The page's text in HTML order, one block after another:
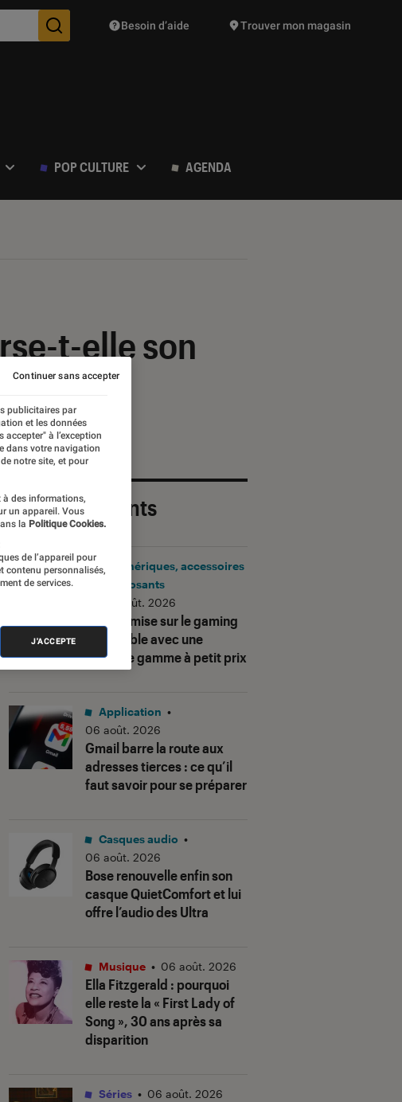
Des suggestions de produits vont vous être proposées
Besoin d’aide Trouver mon magasin
POP CULTURE AGENDA
t-elle son
Les plus récents
Corsair mise sur le gaming
accessible avec une
nouvelle gamme à petit prix
Périphériques, accessoires
et composants
06 août. 2026
Gmail barre la route aux
adresses tierces : ce qu’il
faut savoir pour se préparer
Application •
06 août. 2026
Bose renouvelle enfin son
casque QuietComfort et lui
offre l’audio des Ultra
Casques audio •
06 août. 2026
Ella Fitzgerald : pourquoi
elle reste la « First Lady of
Song », 30 ans après sa
disparition
Musique • 06 août. 2026
Séries • 06 août. 2026
publicitaires par
et les données
à l’exception
dans votre navigation
notre site, et pour
des informations,
un appareil. Vous
la Politique Cookies.
de l’appareil pour
contenu personnalisés,
de services.
J'ACCEPTE
Continuer sans accepter